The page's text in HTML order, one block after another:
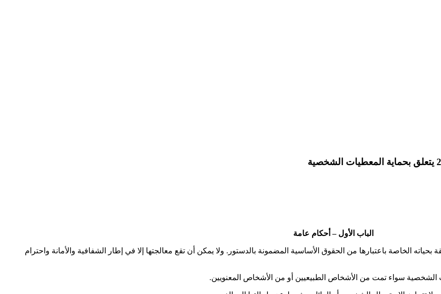
الباب الأول – أحكام عامة
الخاصة باعتبارها من الحقوق الأساسية المضمونة بالدستور. ولا يمكن أن تقع معالجتها إلا في إطار الشفافية والأمانة واحترام
الشخصية سواء تمت من الأشخاص الطبيعيين أو من الأشخاص المعنويين.